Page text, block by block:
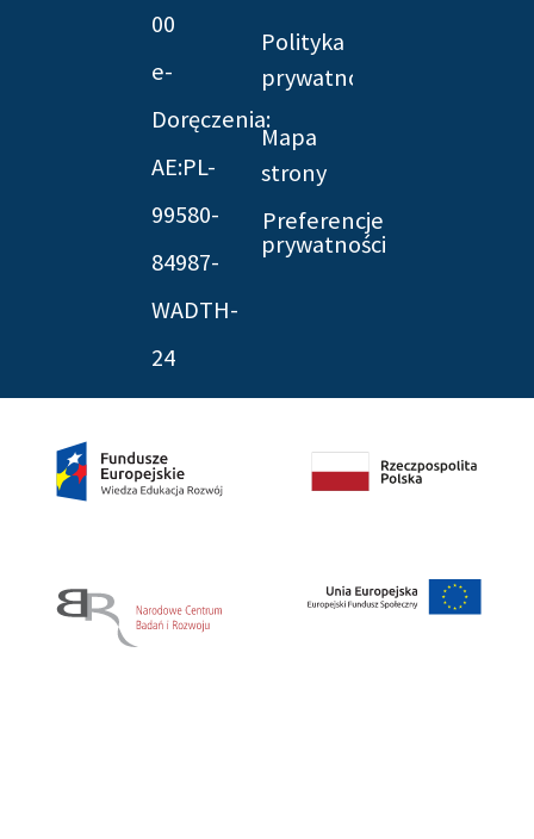
00
e-
Doręczenia:
AE:PL-
99580-
84987-
WADTH-
24
Polityka
prywatności
Mapa
strony
Preferencje
prywatności